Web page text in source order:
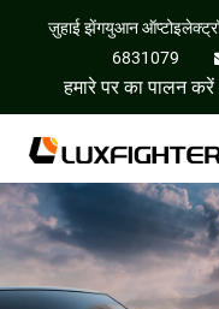
ज़ुहाई झेंगयुआन
6831079
हमारे पर का पालन करें